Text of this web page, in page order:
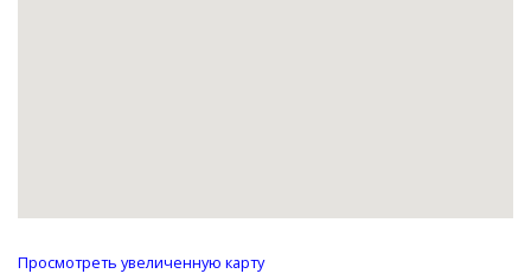
Просмотреть увеличенную карту